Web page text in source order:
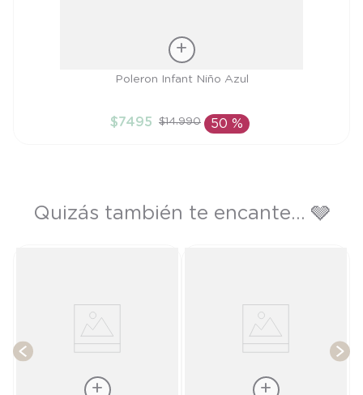
AÑADIR AL CARRITO
Poleron Infant Niño Azul
$7495 $14.990 50 %
Quizás también te encante... 🩶